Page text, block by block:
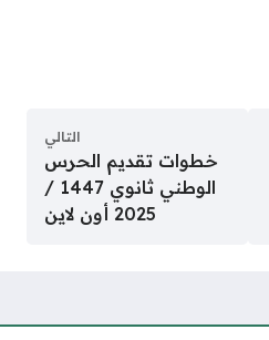
التالي
خطوات تقديم الحرس
الوطني ثانوي 1447 /
2025 أون لاين